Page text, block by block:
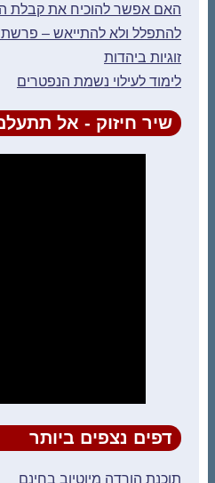
האם אפשר להוכיח את קבלת
להתפלל ולא להתייאש – פרשת
זוגיות ביהדות
לימוד לעילוי נשמת הנפטרים
שיר חיזוק - אל
דפים נצפים ביותר
תוכנת הורדה מיוטיוב בחינם